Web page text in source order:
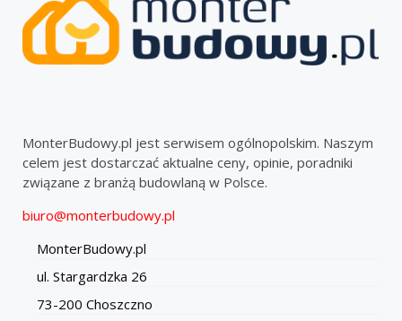
MonterBudowy.pl jest serwisem ogólnopolskim. Naszym
celem jest dostarczać aktualne ceny, opinie, poradniki
związane z branżą budowlaną w Polsce.
biuro@monterbudowy.pl
MonterBudowy.pl
ul. Stargardzka 26
73-200 Choszczno